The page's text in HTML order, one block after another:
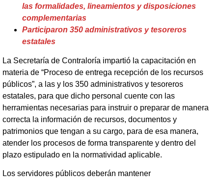
las formalidades, lineamientos y disposiciones
complementarias
Participaron 350 administrativos y tesoreros
estatales
La Secretaría de Contraloría impartió la capacitación en
materia de “Proceso de entrega recepción de los recursos
públicos”, a las y los 350 administrativos y tesoreros
estatales, para que dicho personal cuente con las
herramientas necesarias para instruir o preparar de manera
correcta la información de recursos, documentos y
patrimonios que tengan a su cargo, para de esa manera,
atender los procesos de forma transparente y dentro del
plazo estipulado en la normatividad aplicable.
Los servidores públicos deberán mantener